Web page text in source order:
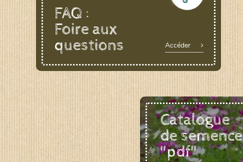
FAQ :
Foire aux
questions
Accéder
Catalogue
de
"pdf"